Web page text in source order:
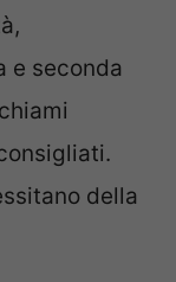
e seconda
della